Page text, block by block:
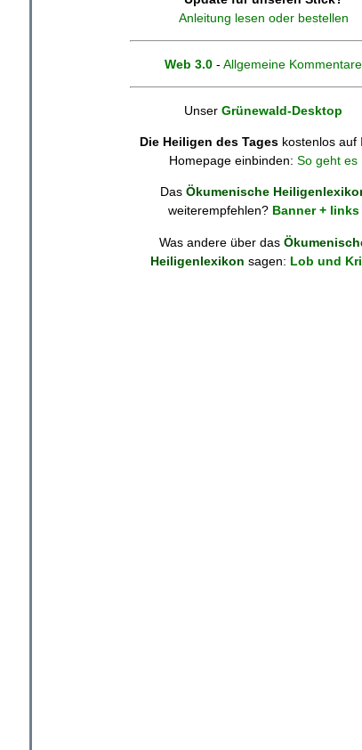
Anleitung lesen oder bestellen
Web 3.0 - Allgemeine Kommentare
Unser Grünewald-Desktop
Die Heiligen des Tages kostenlos auf
Homepage einbinden: So geht es
Das Ökumenische
weiterempfehlen? Banner + links
Was andere über das
Heiligenlexikon sagen: Lob und